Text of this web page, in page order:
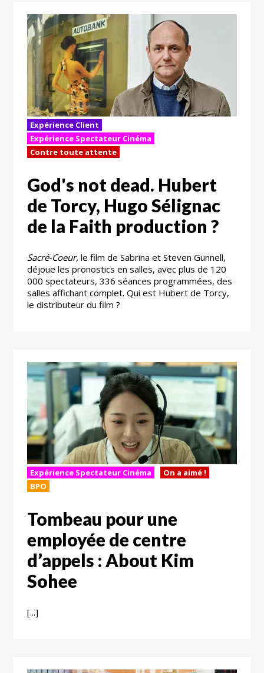
Expérience Client
Expérience Spectateur Cinéma
Contre toute attente
God's not dead. Hubert
de Torcy, Hugo Sélignac
de la Faith production ?
Sacré-Coeur, le film de Sabrina et Steven Gunnell,
déjoue les pronostics en salles, avec plus de 120
000 spectateurs, 336 séances programmées, des
salles affichant complet. Qui est Hubert de Torcy,
le distributeur du film ?
Expérience Spectateur Cinéma
On a aimé !
BPO
Tombeau pour une
employée de centre
d’appels : About Kim
Sohee
[...]